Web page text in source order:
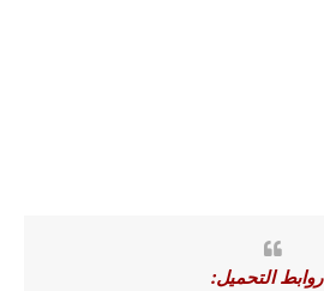
روابط التحميل: